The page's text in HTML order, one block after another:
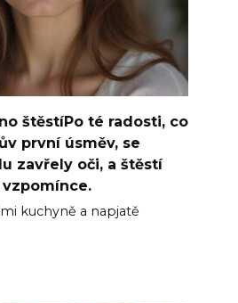
štěstíPo té radosti, co
první úsměv, se
zavřely oči, a štěstí
kuchyně a napjatě